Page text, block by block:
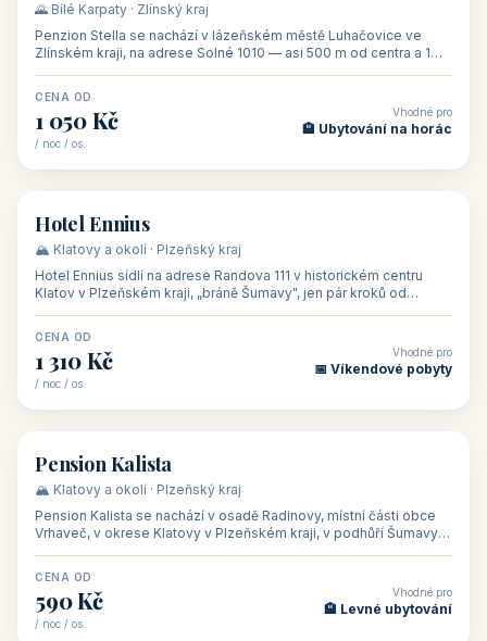
🌄 Bílé Karpaty · Zlínský kraj
Penzion Stella se nachází v lázeňském městě Luhačovice ve
Zlínském kraji, na adrese Solné 1010 — asi 500 m od centra a 1
CENA OD
1 050 Kč
/ noc / os.
Vhodné pro
🏨 Ubytování na horác
🏨 hotel
Hotel Ennius
🏔️ Klatovy a okolí · Plzeňský kraj
Hotel Ennius sídlí na adrese Randova 111 v historickém centru
Klatov v Plzeňském kraji, „bráně Šumavy", jen pár kroků od
CENA OD
1 310 Kč
/ noc / os.
Vhodné pro
📅 Víkendové pobyty
🏡 penzion
Pension Kalista
🏔️ Klatovy a okolí · Plzeňský kraj
Pension Kalista se nachází v osadě Radinovy, místní části obce
Vrhaveč, v okrese Klatovy v Plzeňském kraji, v podhůří Šumavy
CENA OD
590 Kč
/ noc / os.
Vhodné pro
🏨 Levné ubytování